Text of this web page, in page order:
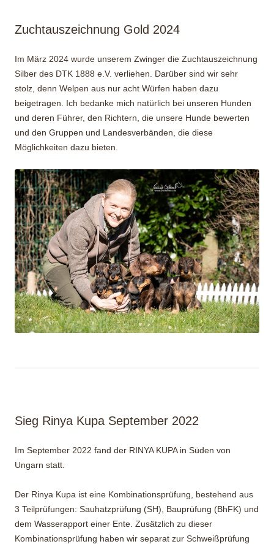
Zuchtauszeichnung Gold 2024
Im März 2024 wurde unserem Zwinger die Zuchtauszeichnung
Silber des DTK 1888 e.V. verliehen. Darüber sind wir sehr
stolz, denn Welpen aus nur acht Würfen haben dazu
beigetragen. Ich bedanke mich natürlich bei unseren Hunden
und deren Führer, den Richtern, die unsere Hunde bewerten
und den Gruppen und Landesverbänden, die diese
Möglichkeiten dazu bieten.
Sieg Rinya Kupa September 2022
Im September 2022 fand der RINYA KUPA in Süden von
Ungarn statt.
Der Rinya Kupa ist eine Kombinationsprüfung, bestehend aus
3 Teilprüfungen: Sauhatzprüfung (SH), Bauprüfung (BhFK) und
dem Wasserapport einer Ente. Zusätzlich zu dieser
Kombinationsprüfung haben wir separat zur Schweißprüfung